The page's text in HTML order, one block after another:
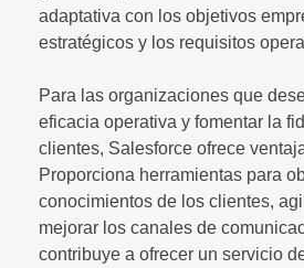
adaptativa con los objetivos
estratégicos y los requisitos
Para las organizaciones que
eficacia operativa y fomentar la
clientes, Salesforce ofrece
Proporciona herramientas para
conocimientos de los clientes,
mejorar los canales de
contribuye a ofrecer un servicio